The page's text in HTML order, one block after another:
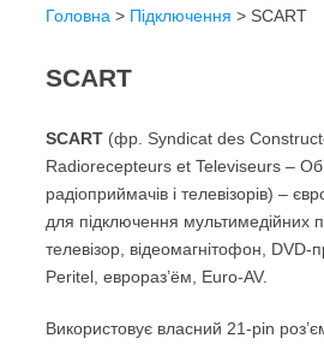
Головна > Пiдключення > SCART
SCART
SCART (фр. Syndicat des
Radiorecepteurs et Televiseurs –
радіоприймачів і телевізорів) –
для підключення мультимедійних
телевізор, відеомагнітофон, DVD-
Peritel, еврораз’ём, Euro-AV.
Використовує власний 21-pin